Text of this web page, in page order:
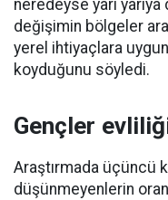
neredeyse yarı
değişimin bölgeler
yerel ihtiyaçlara
koyduğunu söyledi.
Gençler
Araştırmada üçüncü
düşünmeyenlerin